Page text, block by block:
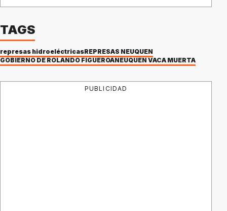
TAGS
represas hidroeléctricasREPRESAS NEUQUEN
GOBIERNO DE ROLANDO FIGUEROANEUQUÉN VACA MUERTA
PUBLICIDAD